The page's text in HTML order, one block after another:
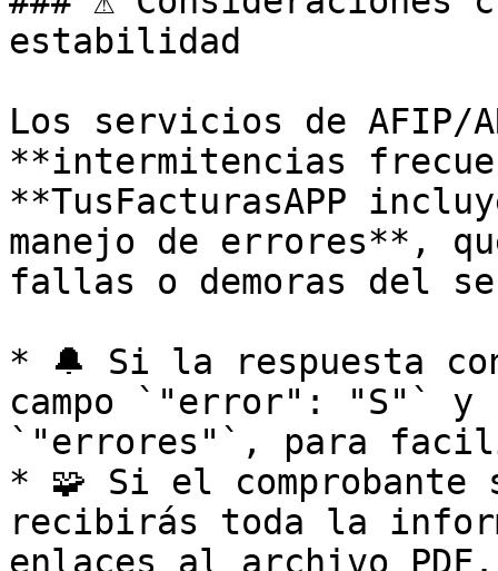
estabilidad
Los servicios de AFIP/
**intermitencias
**TusFacturasAPP
manejo de errores**,
fallas o demoras del
* 🔔 Si la respuesta
campo `"error": "S"`
`"errores"`, para
* 🧩 Si el comprobante
recibirás toda la
enlaces al archivo PDF.